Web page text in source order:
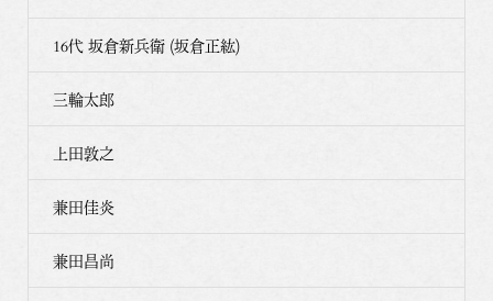
16代 坂倉新兵衛 (坂倉正紘)
三輪太郎
上田敦之
兼田佳炎
兼田昌尚